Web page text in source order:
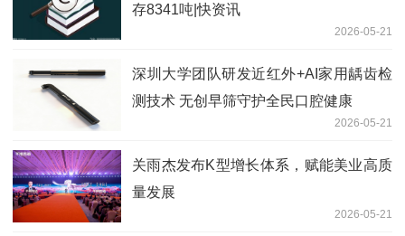
存8341吨|快资讯
2026-05-21
深圳大学团队研发近红外+AI家用龋齿检
测技术 无创早筛守护全民口腔健康
2026-05-21
关雨杰发布K型增长体系，赋能美业高质
量发展
2026-05-21